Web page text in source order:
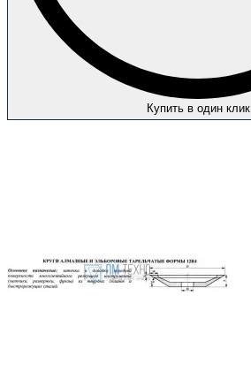
Купить в один клик